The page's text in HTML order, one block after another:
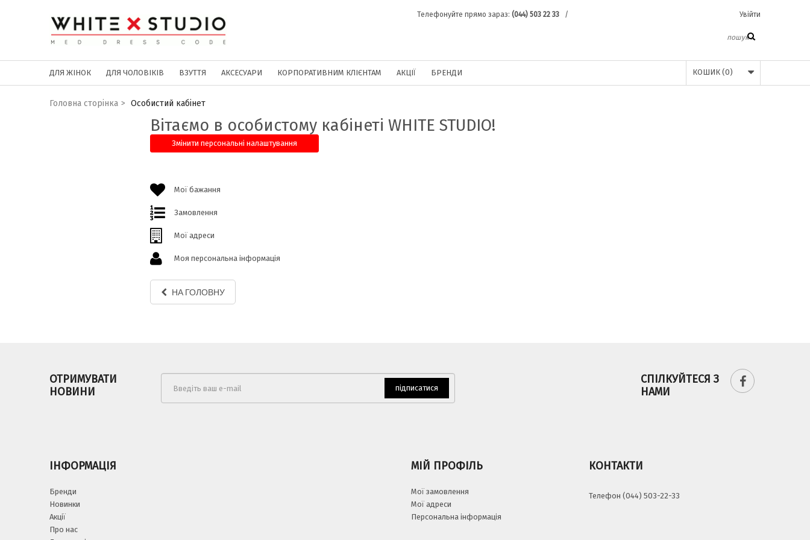
Телефонуйте прямо зараз: (044) 503 22 33 / Увійти
КОШИК (0)
ДЛЯ ЖІНОК ДЛЯ ЧОЛОВІКІВ ВЗУТТЯ АКСЕСУАРИ КОРПОРАТИВНИМ КЛІЄНТАМ АКЦІЇ БРЕНДИ
Головна сторінка > Особистий кабінет
Вітаємо в особистому кабінеті WHITE STUDIO!
Змінити персональні налаштування
Мої бажання
Замовлення
Мої адреси
Моя персональна інформація
НА ГОЛОВНУ
ОТРИМУВАТИ
НОВИНИ
підписатися
СПІЛКУЙТЕСЯ З
НАМИ
ІНФОРМАЦІЯ
Бренди
Новинки
Акції
Про нас
МІЙ ПРОФІЛЬ
Мої замовлення
Мої адреси
Персональна інформація
КОНТАКТИ
Телефон (044) 503-22-33